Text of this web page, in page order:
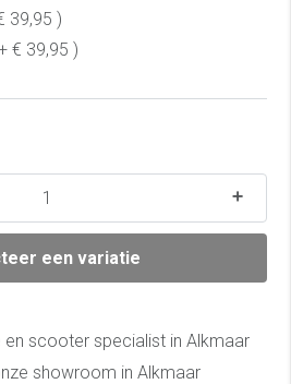
39,95 )
€ 39,95 )
een variatie
en scooter specialist in Alkmaar
showroom in Alkmaar